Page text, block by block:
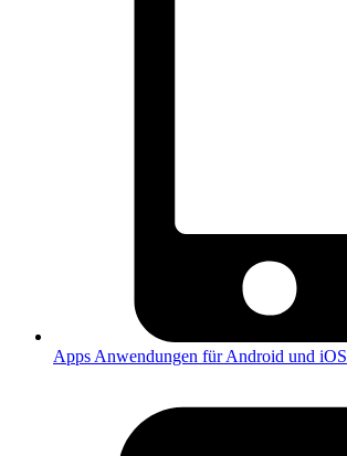
Apps Anwendungen für Android und iOS